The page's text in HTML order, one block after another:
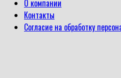
О компании
Контакты
Согласие на обработку